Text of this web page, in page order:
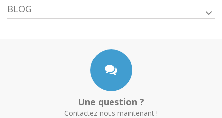
BLOG
Une question ?
Contactez-nous maintenant !